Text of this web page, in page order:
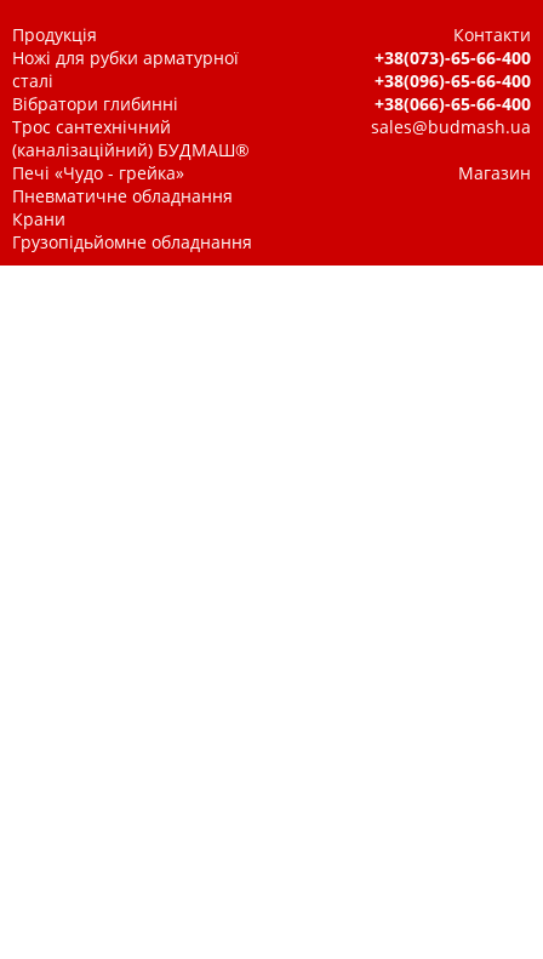
Продукція
Ножі для рубки арматурної
сталі
Вібратори глибинні
Трос сантехнічний
(каналізаційний) БУДМАШ®
Печі «Чудо - грейка»
Пневматичне обладнання
Крани
Грузопідьйомне обладнання
Контакти
+38(073)-65-66-400
+38(096)-65-66-400
+38(066)-65-66-400
sales@budmash.ua
Магазин